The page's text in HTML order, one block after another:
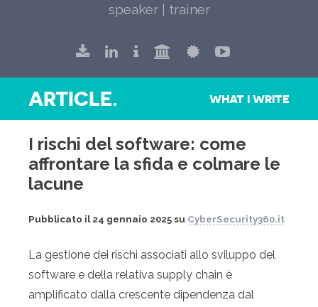
speaker | trainer
ARTICLE. WHAT I WRITE
I rischi del software: come
affrontare la sfida e colmare le
lacune
Pubblicato il 24 gennaio 2025 su CyberSecurity360.it
La gestione dei rischi associati allo sviluppo del
software e della relativa supply chain è
amplificato dalla crescente dipendenza dal